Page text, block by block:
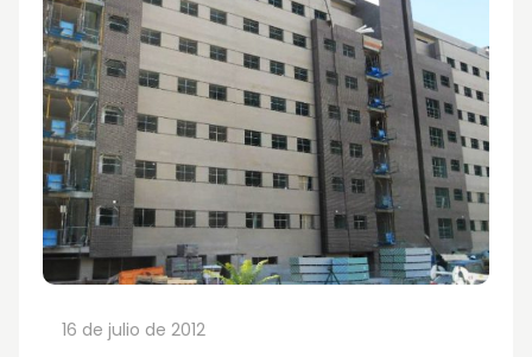
16 de julio de 2012